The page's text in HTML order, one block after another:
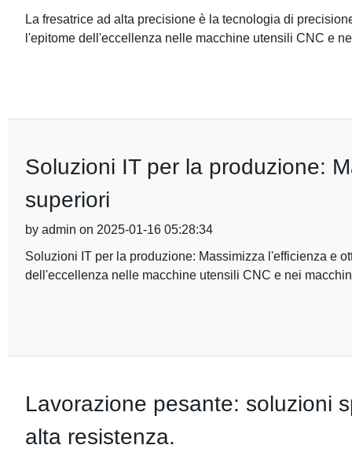
La fresatrice ad alta precisione è la tecnologia di
l'epitome dell'eccellenza nelle macchine utensili CNC e
Soluzioni IT per la produzione:
superiori
by admin on 2025-01-16 05:28:34
Soluzioni IT per la produzione: Massimizza l'efficienza e
dell'eccellenza nelle macchine utensili CNC e nei
Lavorazione pesante: soluzioni
alta resistenza.